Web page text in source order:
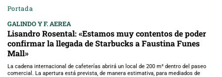
Portada
GALINDO Y F. AEREA
Lisandro Rosental: «Estamos muy contentos de poder
confirmar la llegada de Starbucks a Faustina Funes
Mall»
La cadena internacional de cafeterías abrirá un local de 200 m² dentro del paseo
comercial. La apertura está prevista, de manera estimativa, para mediados de